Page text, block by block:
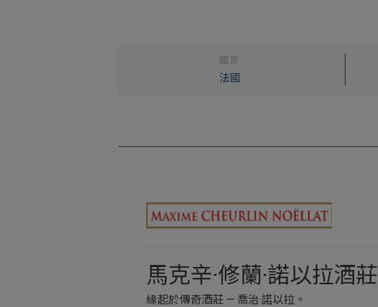
國家
法國
馬克辛·修蘭·諾以拉酒莊
緣起於傳奇酒莊 — 喬治·諾以拉。